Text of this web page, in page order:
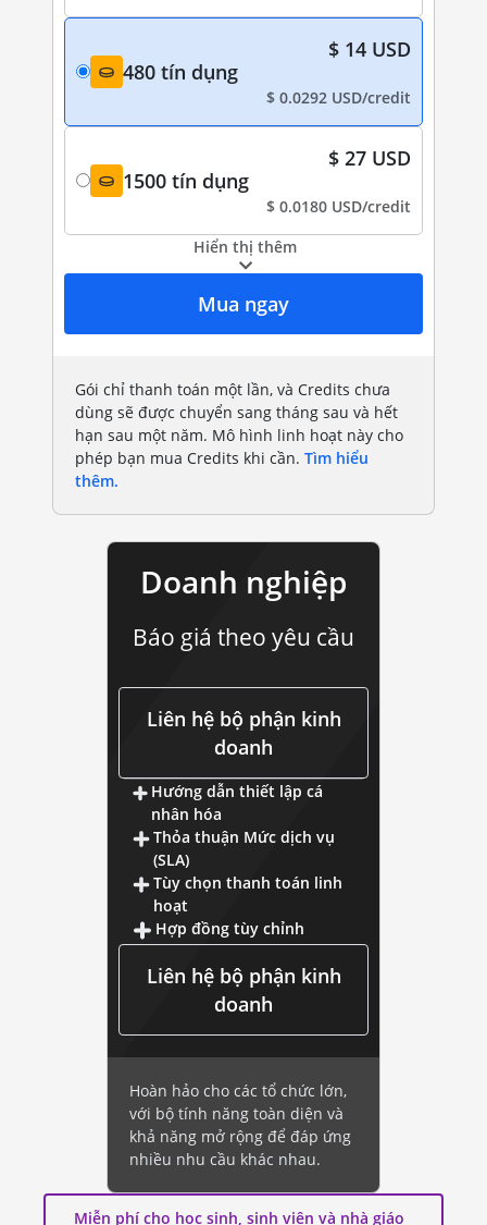
480 tín dụng
$ 14 USD
$ 0.0292 USD/credit
1500 tín dụng
$ 27 USD
$ 0.0180 USD/credit
Hiển thị thêm
Mua ngay
Gói chỉ thanh toán một lần, và Credits chưa
dùng sẽ được chuyển sang tháng sau và hết
hạn sau một năm. Mô hình linh hoạt này cho
phép bạn mua Credits khi cần. Tìm hiểu
thêm.
Doanh nghiệp
Báo giá theo yêu cầu
Liên hệ bộ phận kinh
doanh
Hướng dẫn thiết lập cá
nhân hóa
Thỏa thuận Mức dịch vụ
(SLA)
Tùy chọn thanh toán linh
hoạt
Hợp đồng tùy chỉnh
Liên hệ bộ phận kinh
doanh
Hoàn hảo cho các tổ chức lớn,
với bộ tính năng toàn diện và
khả năng mở rộng để đáp ứng
nhiều nhu cầu khác nhau.
Miễn phí cho học sinh, sinh viên và nhà giáo